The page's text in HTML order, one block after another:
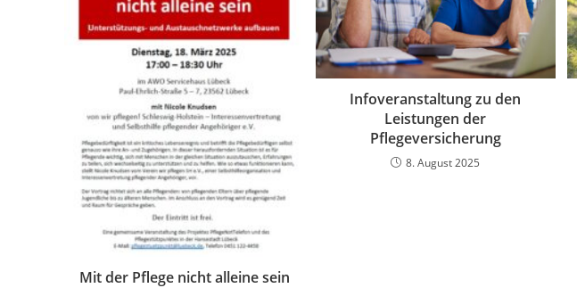
Mit der Pflege nicht alleine sein
Infoveranstaltung zu den
Leistungen der
Pflegeversicherung
8. August 2025